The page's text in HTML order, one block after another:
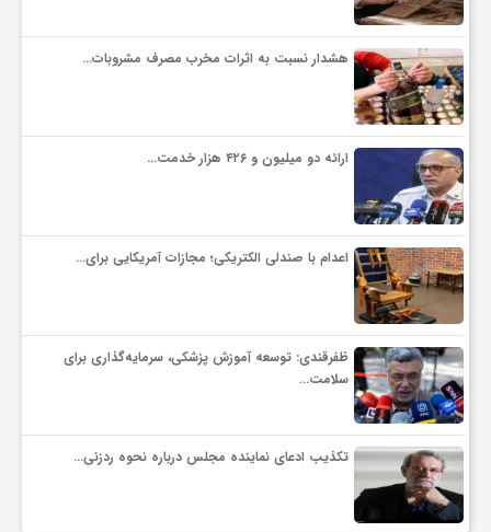
هشدار نسبت به اثرات مخرب مصرف مشروبات…
ارائه دو میلیون و ۴۲۶ هزار خدمت…
اعدام با صندلی الکتریکی؛ مجازات آمریکایی برای…
ظفرقندی: توسعه آموزش پزشکی، سرمایه‌گذاری برای
سلامت…
تکذیب ادعای نماینده مجلس درباره نحوه ردزنی…